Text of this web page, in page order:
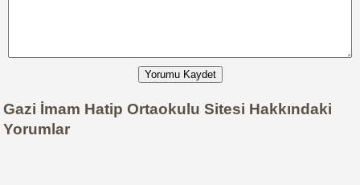
Yorumu Kaydet
Gazi İmam Hatip Ortaokulu Sitesi Hakkındaki
Yorumlar